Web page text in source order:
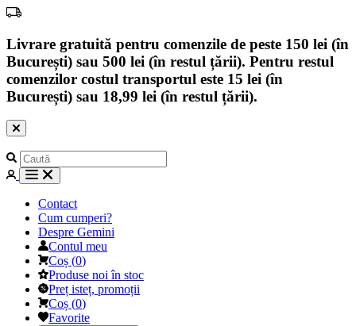
Livrare gratuită pentru comenzile de peste 150 lei (în
București) sau 500 lei (în restul țării). Pentru restul
comenzilor costul transportul este 15 lei (în
București) sau 18,99 lei (în restul țării).
Contact
Cum cumperi?
Despre Gemini
Contul meu
Coș (0)
Produse noi în stoc
Preț isteț, promoții
Coș (0)
Favorite